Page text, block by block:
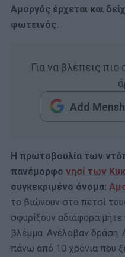
Αμοργός έρχεται και
φωτεινός.
Για να βλέπεις
Add
Η πρωτοβουλία των
πανέμορφο νησί των
συγκεκριμένο όνομα:
το βιώνουν στο πετσί
σφυρίξουν αδιάφορα
βλέμμα. Ανέλαβαν δράση.
πάνω από 10 χρόνια που